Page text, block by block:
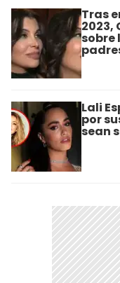
Tras
2023,
sobre
Lali
por
sean